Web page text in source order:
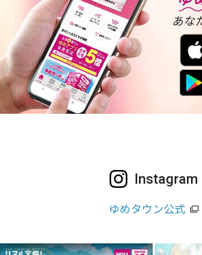
Instagram
ゆめタウン公式